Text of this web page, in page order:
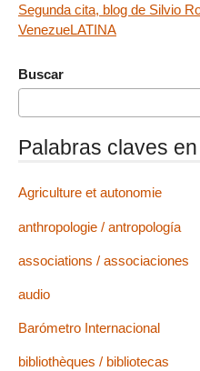
Segunda cita, blog de Silvio
VenezueLATINA
Buscar
Palabras claves
Agriculture et autonomie
anthropologie / antropología
associations / associaciones
audio
Barómetro Internacional
bibliothèques / bibliotecas